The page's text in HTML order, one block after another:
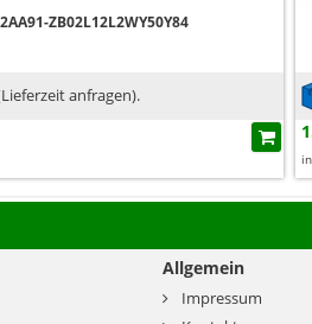
ZB02L12L2WY50Y84
anfragen).
Allgemein
Impressum